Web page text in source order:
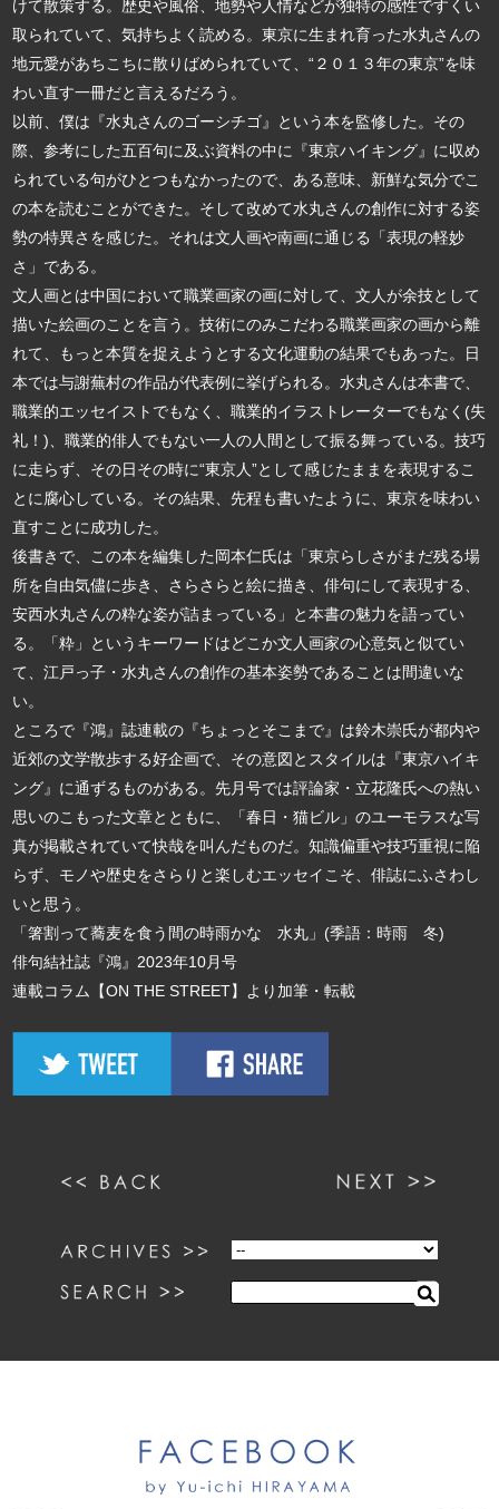
けて散策する。歴史や風俗、地勢や人情などが独特の感性ですくい
取られていて、気持ちよく読める。東京に生まれ育った水丸さんの
地元愛があちこちに散りばめられていて、“２０１３年の東京”を味
わい直す一冊だと言えるだろう。
以前、僕は『水丸さんのゴーシチゴ』という本を監修した。その
際、参考にした五百句に及ぶ資料の中に『東京ハイキング』に収め
られている句がひとつもなかったので、ある意味、新鮮な気分でこ
の本を読むことができた。そして改めて水丸さんの創作に対する姿
勢の特異さを感じた。それは文人画や南画に通じる「表現の軽妙
さ」である。
文人画とは中国において職業画家の画に対して、文人が余技として
描いた絵画のことを言う。技術にのみこだわる職業画家の画から離
れて、もっと本質を捉えようとする文化運動の結果でもあった。日
本では与謝蕪村の作品が代表例に挙げられる。水丸さんは本書で、
職業的エッセイストでもなく、職業的イラストレーターでもなく(失
礼！)、職業的俳人でもない一人の人間として振る舞っている。技巧
に走らず、その日その時に“東京人”として感じたままを表現するこ
とに腐心している。その結果、先程も書いたように、東京を味わい
直すことに成功した。
後書きで、この本を編集した岡本仁氏は「東京らしさがまだ残る場
所を自由気儘に歩き、さらさらと絵に描き、俳句にして表現する、
安西水丸さんの粋な姿が詰まっている」と本書の魅力を語ってい
る。「粋」というキーワードはどこか文人画家の心意気と似てい
て、江戸っ子・水丸さんの創作の基本姿勢であることは間違いな
い。
ところで『鴻』誌連載の『ちょっとそこまで』は鈴木崇氏が都内や
近郊の文学散歩する好企画で、その意図とスタイルは『東京ハイキ
ング』に通ずるものがある。先月号では評論家・立花隆氏への熱い
思いのこもった文章とともに、「春日・猫ビル」のユーモラスな写
真が掲載されていて快哉を叫んだものだ。知識偏重や技巧重視に陥
らず、モノや歴史をさらりと楽しむエッセイこそ、俳誌にふさわし
いと思う。
「箸割って蕎麦を食う間の時雨かな 水丸」(季語：時雨 冬)
俳句結社誌『鴻』2023年10月号
連載コラム【ON THE STREET】より加筆・転載